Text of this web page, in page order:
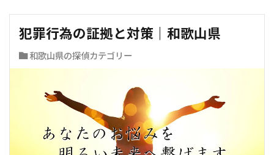
犯罪行為の証拠と対策｜和歌山県
和歌山県の探偵カテゴリー